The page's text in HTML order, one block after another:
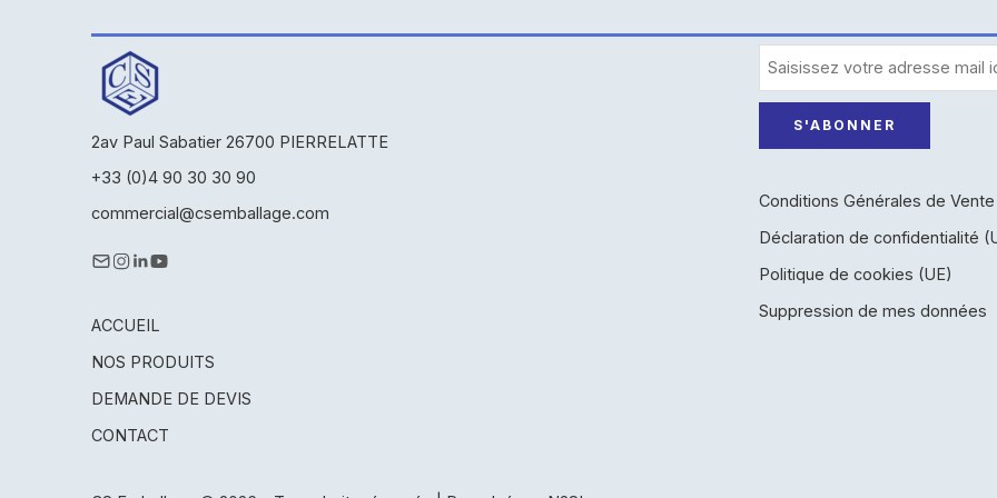
2av Paul Sabatier 26700 PIERRELATTE
+33 (0)4 90 30 30 90
commercial@csemballage.com
ACCUEIL
NOS PRODUITS
DEMANDE DE DEVIS
CONTACT
Conditions Générales de Vente
Déclaration de confidentialité
Politique de cookies (UE)
Suppression de mes données